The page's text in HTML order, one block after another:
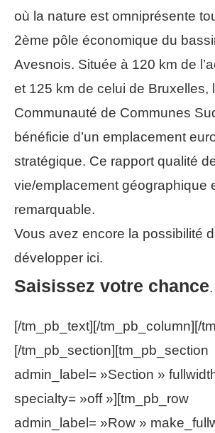
où la nature est omniprésente
2ème pôle économique du
Avesnois. Située à 120 km de
et 125 km de celui de Bruxelles,
Communauté de Communes
bénéficie d’un emplacement
stratégique. Ce rapport qualité
vie/emplacement géographique
remarquable.
Vous avez encore la possibilité
développer ici.
Saisissez votre chance.
[/tm_pb_text][/tm_pb_column][/
[/tm_pb_section][tm_pb_section
admin_label= »Section »
specialty= »off »][tm_pb_row
admin_label= »Row »